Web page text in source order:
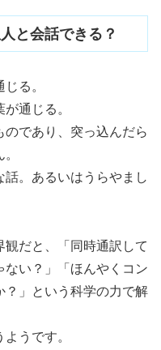
と会話できる？
る。
通じる。
であり、突っ込んだら
話。あるいはうらやまし
だと、「同時通訳して
ない？」「ほんやくコン
？」という科学の力で解
うです。